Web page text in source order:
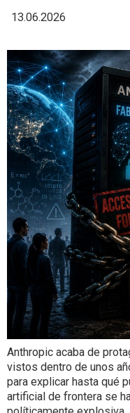
13.06.2026
Anthropic acaba de
vistos dentro de unos
para explicar hasta qué
artificial de frontera se